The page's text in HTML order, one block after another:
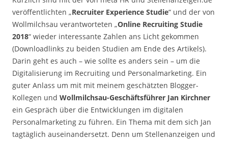
veröffentlichten „Recruiter Experience Studie“ und der von
Wollmilchsau verantworteten „Online Recruiting Studie
2018“ wieder interessante Zahlen ans Licht gekommen
(Downloadlinks zu beiden Studien am Ende des Artikels).
Darin geht es auch – wie sollte es anders sein – um die
Digitalisierung im Recruiting und Personalmarketing. Ein
guter Anlass um mit mit meinem geschätzten Blogger-
Kollegen und Wollmilchsau-Geschäftsführer Jan Kirchner
ein Gespräch über die Entwicklungen im digitalen
Personalmarketing zu führen. Ein Thema mit dem sich Jan
tagtäglich auseinandersetzt. Denn um Stellenanzeigen und